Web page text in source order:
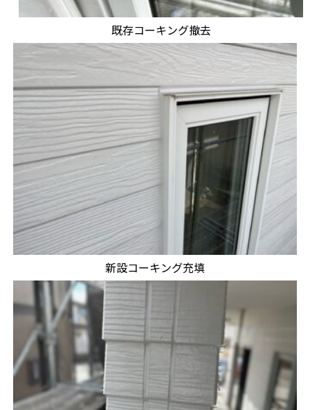
既存コーキング撤去
新設コーキング充填